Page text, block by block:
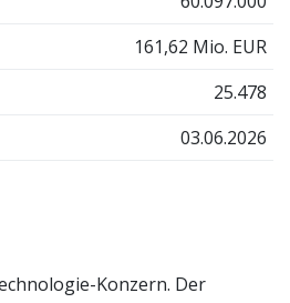
161,62 Mio. EUR
25.478
03.06.2026
Konzern. Der